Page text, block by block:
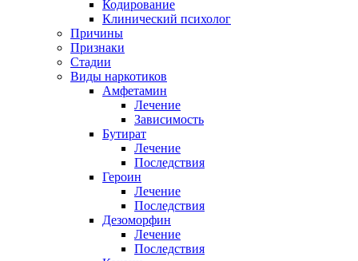
Кодирование
Клинический психолог
Причины
Признаки
Стадии
Виды наркотиков
Амфетамин
Лечение
Зависимость
Бутират
Лечение
Последствия
Героин
Лечение
Последствия
Дезоморфин
Лечение
Последствия